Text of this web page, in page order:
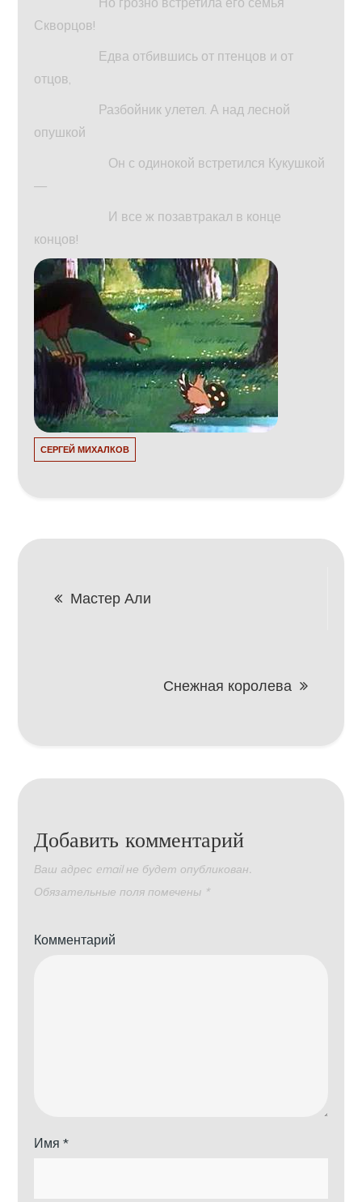
Скворцов!
Едва отбившись от птенцов и от
отцов,
Разбойник улетел. А над лесной
опушкой
Он с одинокой встретился Кукушкой
—
И все ж позавтракал в конце
концов!
СЕРГЕЙ МИХАЛКОВ
Навигация
Мастер Али
Снежная королева
Добавить комментарий
Ваш адрес email не будет опубликован.
Обязательные поля помечены *
Комментарий
Имя*